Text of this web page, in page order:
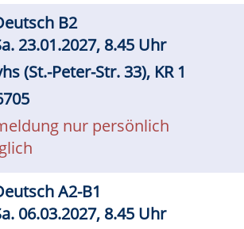
B2
23.01.2027, 8.45 Uhr
(St.-Peter-Str. 33), KR 1
nur persönlich
A2-B1
06.03.2027, 8.45 Uhr